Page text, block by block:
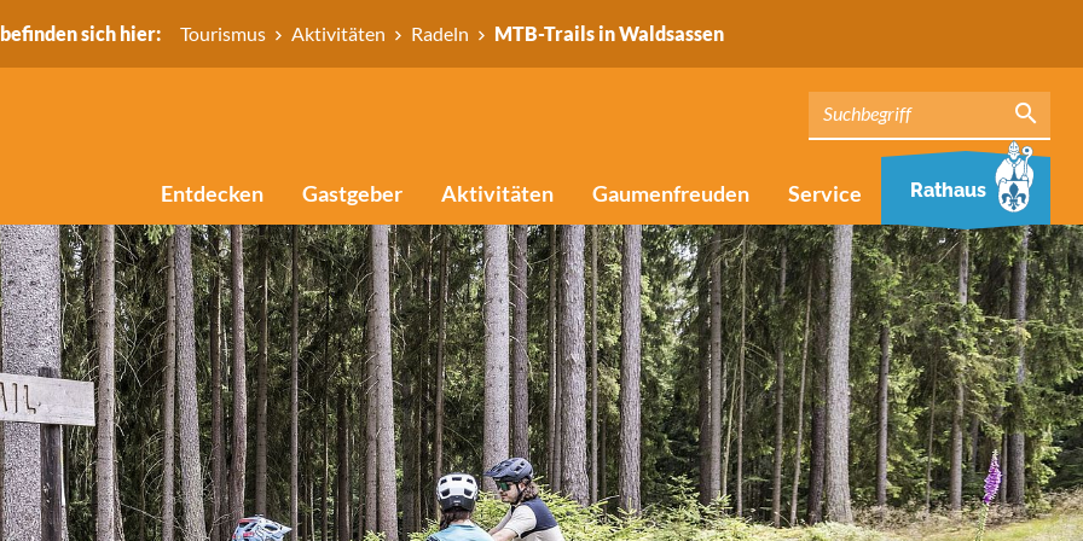
sich hier: Tourismus Aktivitäten Radeln MTB-Trails in Waldsassen
Entdecken Gastgeber Aktivitäten Gaumenfreuden Service Rathaus